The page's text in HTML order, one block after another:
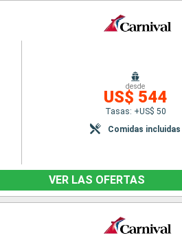
desde
US$ 544
Tasas: +US$ 50
Comidas incluidas
VER LAS OFERTAS